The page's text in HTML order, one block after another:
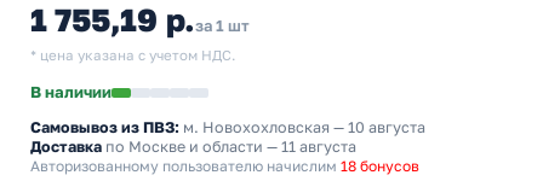
1 755,19 р.за 1 шт
* цена указана с учетом НДС.
В наличии
Самовывоз из ПВЗ: м. Новохохловская — 10 августа
Доставка по Москве и области — 11 августа
Авторизованному пользователю начислим 18 бонусов